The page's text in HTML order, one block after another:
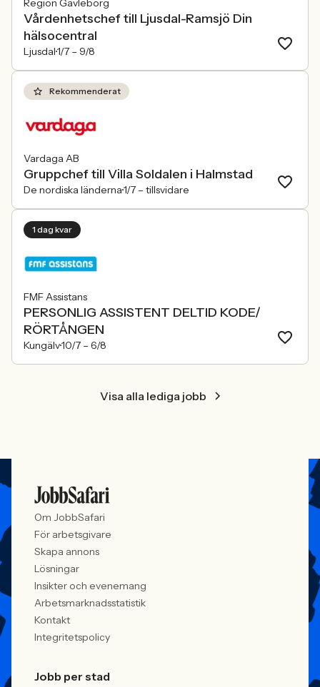
Region Gävleborg
Vårdenhetschef till Ljusdal-Ramsjö Din
hälsocentral
Ljusdal1/7 – 9/8
Rekommenderat
Vardaga AB
Gruppchef till Villa Soldalen i Halmstad
De nordiska länderna1/7 – tillsvidare
1 dag kvar
FMF Assistans
PERSONLIG ASSISTENT DELTID KODE/
RÖRTÅNGEN
Kungälv10/7 – 6/8
Visa alla lediga jobb
Om JobbSafari
För arbetsgivare
Skapa annons
Lösningar
Insikter och evenemang
Arbetsmarknadsstatistik
Kontakt
Integritetspolicy
Jobb per stad